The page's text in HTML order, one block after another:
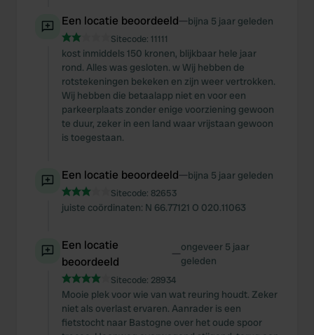
Een locatie beoordeeld—bijna 5 jaar geleden
Sitecode: 11111
kost inmiddels 150 kronen, blijkbaar hele jaar
rond. Alles was gesloten. w Wij hebben de
rotstekeningen bekeken en zijn weer vertrokken.
Wij hebben die betaalapp niet en voor een
parkeerplaats zonder enige voorziening gewoon
te duur, zeker in een land waar vrijstaan gewoon
is toegestaan.
Een locatie beoordeeld—bijna 5 jaar geleden
Sitecode: 82653
juiste coördinaten: N 66.77121 O 020.11063
Een locatie
beoordeeld
—ongeveer 5 jaar
geleden
Sitecode: 28934
Mooie plek voor wie van wat reuring houdt. Zeker
niet als overlast ervaren. Aanrader is een
fietstocht naar Bastogne over het oude spoor